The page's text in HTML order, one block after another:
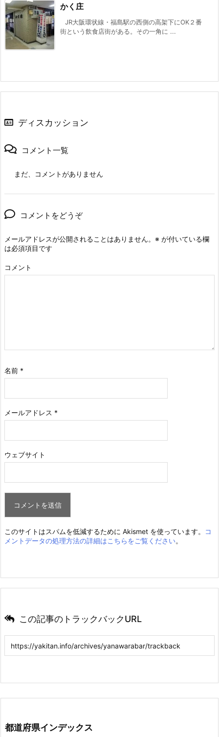
かく庄
JR大阪環状線・福島駅の西側の高架下にOK２番
街という飲食店街がある。その一角に ...
ディスカッション
コメント一覧
まだ、コメントがありません
コメントをどうぞ
メールアドレスが公開されることはありません。 ※ が付いている欄
は必須項目です
コメント
名前 *
メールアドレス *
ウェブサイト
このサイトはスパムを低減するために Akismet を使っています。
コ
メントデータの処理方法の詳細はこちらをご覧ください。
この記事のトラックバックURL
都道府県インデックス